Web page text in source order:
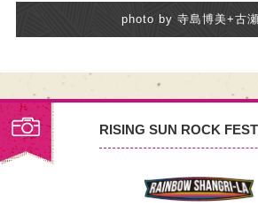
photo by 寺島博美+古
RISING SUN ROCK